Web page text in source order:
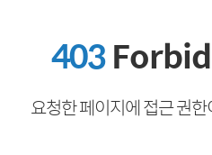
403
요청한 페이지에 접근 권